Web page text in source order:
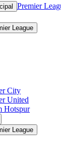
Premier
League
City
United
Hotspur
League